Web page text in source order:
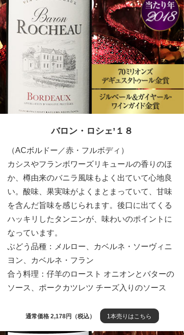
バロン・ロシェ’１８
（ACボルドー／赤・フルボディ）
カシスやフランボワーズリキュールの香りのほ
か、樽由来のバニラ風味もよく出ていて心地良
い。酸味、果実味がよくまとまっていて、甘味
を含んだ旨味を感じられます。後口に出てくる
ハッキリしたタンニンが、味わいのポイントに
なっています。
ぶどう品種：メルロー、カベルネ・ソーヴィニ
ヨン、カベルネ・フラン
合う料理：仔羊のロースト オニオンとバターの
ソース、ポークカツレツ チーズ入りのソース
通常価格 2,178円（税込） 1本売りはこちら